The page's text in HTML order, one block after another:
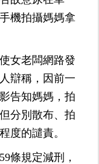
機拍攝媽媽拿
女老闆網路發
辯稱，因前一
告知媽媽，拍
分別散布、拍
度的譴責。
條規定減刑，